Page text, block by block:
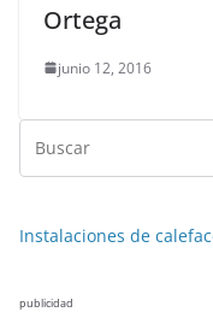
Ortega
junio 12, 2016
Instalaciones de
publicidad